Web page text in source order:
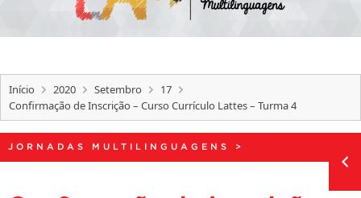
INTERNACIONAL
TELEFONES
Início 2020 Setembro
17
Confirmação de Inscrição – Curso Currículo Lattes – Turma 4
JORNADAS MULTILINGUAGENS >